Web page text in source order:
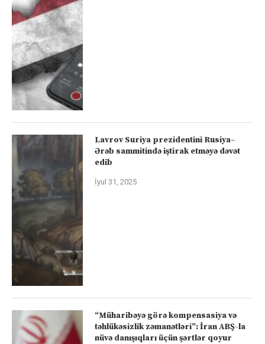
Lavrov Suriya prezidentini Rusiya–
Ərəb sammitində iştirak etməyə dəvət
edib
İyul 31, 2025
“Müharibəyə görə kompensasiya və
təhlükəsizlik zəmanətləri”: İran ABŞ-la
nüvə danışıqları üçün şərtlər qoyur